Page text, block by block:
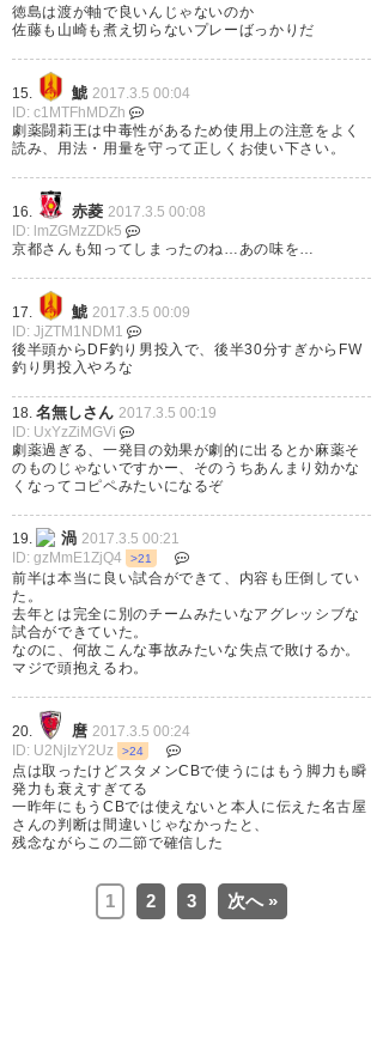
いるなと思ってたらゴール決め
た！ 「DF」と書いて「さいぜん
せん」と読むこともあるのを知
った第２節。京都サンガ勝利で
す！
— シイシ (_shysh)
京都サンガF.C.のスターティング
メンバ―に王の名を持つ選手が
２名もいて強そう
— 山波瀬郎 (yamanamiserou)
2017, 3月 4
数字で見るとまぁひどいな
#sanga
https://t.co/aQCYVYvbkr
— 卍うーぱー卍 (YUZi_69)
2017, 3月 4
結果重要、勝ちゃあええねん。
徳島は渡が軸で良いんじゃないのか
佐藤も山崎も煮え切らないプレーばっかりだ
15. 鯱 2017.3.5 00:04
ID: c1MTFhMDZh
劇薬闘莉王は中毒性があるため使用上の注意をよく
読み、用法・用量を守って正しくお使い下さい。
16. 赤菱 2017.3.5 00:08
ID: lmZGMzZDk5
京都さんも知ってしまったのね…あの味を…
17. 鯱 2017.3.5 00:09
ID: JjZTM1NDM1
後半頭からDF釣り男投入で、後半30分すぎからFW
釣り男投入やろな
18. 名無しさん 2017.3.5 00:19
ID: UxYzZiMGVi
劇薬過ぎる、一発目の効果が劇的に出るとか麻薬そ
のものじゃないですかー、そのうちあんまり効かな
くなってコピペみたいになるぞ
19. 渦 2017.3.5 00:21
ID: gzMmE1ZjQ4
>21
前半は本当に良い試合ができて、内容も圧倒してい
た。
去年とは完全に別のチームみたいなアグレッシブな
試合ができていた。
なのに、何故こんな事故みたいな失点で敗けるか。
マジで頭抱えるわ。
20. 麿 2017.3.5 00:24
ID: U2NjIzY2Uz
>24
点は取ったけどスタメンCBで使うにはもう脚力も瞬
発力も衰えすぎてる
一昨年にもうCBでは使えないと本人に伝えた名古屋
さんの判断は間違いじゃなかったと、
残念ながらこの二節で確信した
1 2 3 次へ »